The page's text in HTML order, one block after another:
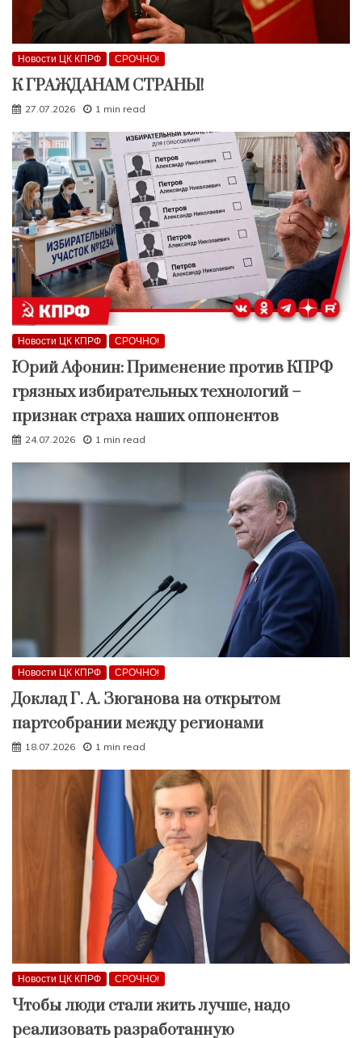
Новости ЦК КПРФ СРОЧНО!
К ГРАЖДАНАМ СТРАНЫ!
27.07.2026 1 min read
Новости ЦК КПРФ СРОЧНО!
Юрий Афонин: Применение против КПРФ
грязных избирательных технологий –
признак страха наших оппонентов
24.07.2026 1 min read
Новости ЦК КПРФ СРОЧНО!
Доклад Г. А. Зюганова на открытом
партсобрании между регионами
18.07.2026 1 min read
Новости ЦК КПРФ СРОЧНО!
Чтобы люди стали жить лучше, надо
реализовать разработанную